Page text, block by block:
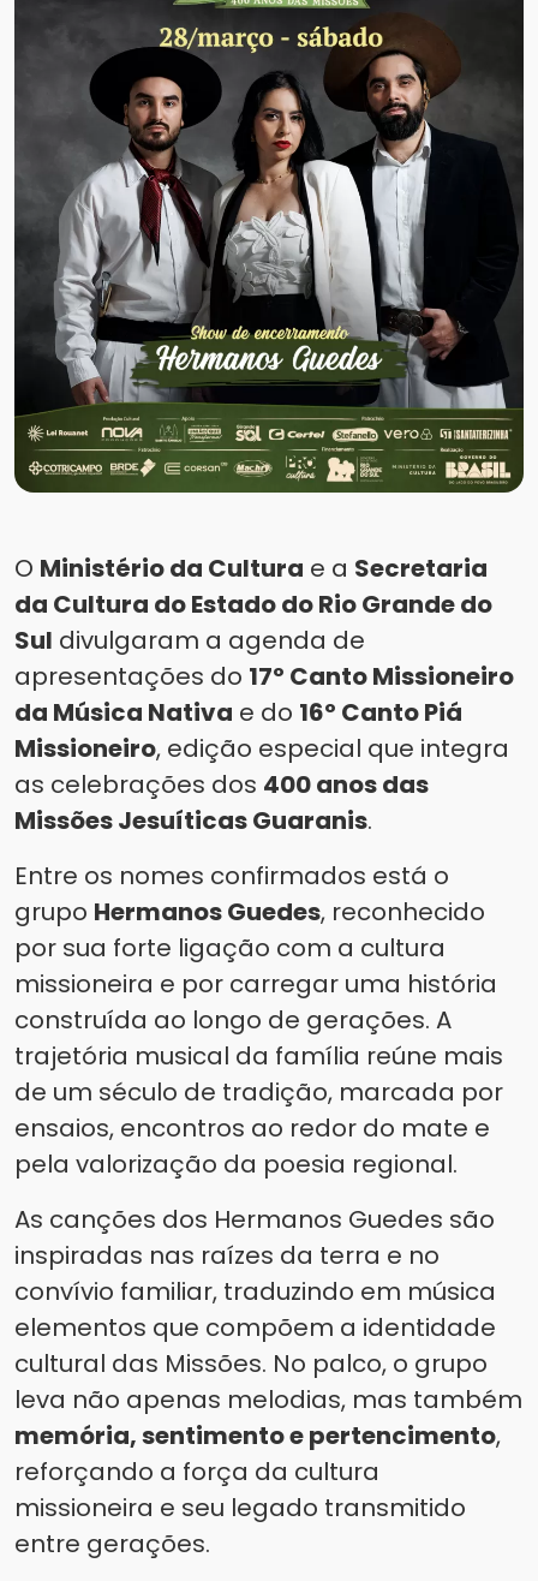
O Ministério da Cultura e a Secretaria
da Cultura do Estado do Rio Grande do
Sul divulgaram a agenda de
apresentações do 17º Canto Missioneiro
da Música Nativa e do 16º Canto Piá
Missioneiro, edição especial que integra
as celebrações dos 400 anos das
Missões Jesuíticas Guaranis.
Entre os nomes confirmados está o
grupo Hermanos Guedes, reconhecido
por sua forte ligação com a cultura
missioneira e por carregar uma história
construída ao longo de gerações. A
trajetória musical da família reúne mais
de um século de tradição, marcada por
ensaios, encontros ao redor do mate e
pela valorização da poesia regional.
As canções dos Hermanos Guedes são
inspiradas nas raízes da terra e no
convívio familiar, traduzindo em música
elementos que compõem a identidade
cultural das Missões. No palco, o grupo
leva não apenas melodias, mas também
memória, sentimento e pertencimento,
reforçando a força da cultura
missioneira e seu legado transmitido
entre gerações.